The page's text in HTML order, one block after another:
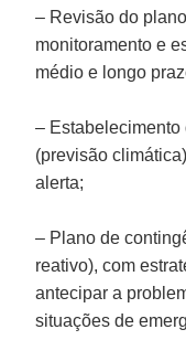
– Revisão do
monitoramento e
médio e longo
–
(previsão
alerta;
– Plano de
reativo), com
antecipar a
situações de